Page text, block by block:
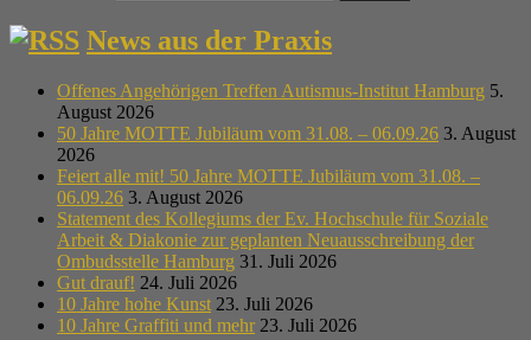
News aus der Praxis
Offenes Angehörigen Treffen Autismus-Institut Hamburg 5.
August 2026
50 Jahre MOTTE Jubiläum vom 31.08. – 06.09.26 3. August
2026
Feiert alle mit! 50 Jahre MOTTE Jubiläum vom 31.08. –
06.09.26 3. August 2026
Statement des Kollegiums der Ev. Hochschule für Soziale
Arbeit & Diakonie zur geplanten Neuausschreibung der
Ombudsstelle Hamburg 31. Juli 2026
Gut drauf! 24. Juli 2026
10 Jahre hohe Kunst 23. Juli 2026
10 Jahre Graffiti und mehr 23. Juli 2026